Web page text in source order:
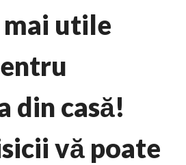
mai utile
din casă!
vă poate